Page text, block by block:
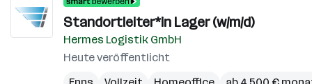
Standortleiter*in Lager (w/m/d)
Hermes Logistik GmbH
Heute veröffentlicht